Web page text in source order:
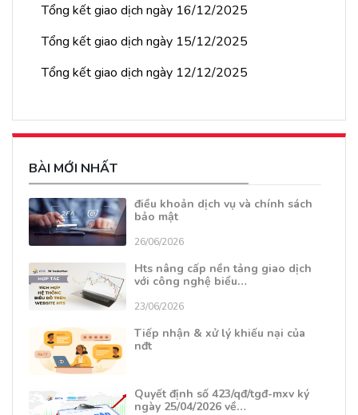
Tổng kết giao dịch ngày 16/12/2025
Tổng kết giao dịch ngày 15/12/2025
Tổng kết giao dịch ngày 12/12/2025
BÀI MỚI NHẤT
điều khoản dịch vụ và chính sách
bảo mật
26/06/2026
Hts nâng cấp nền tảng giao dịch
với công nghệ biểu…
23/06/2026
Tiếp nhận & xử lý khiếu nại của
nđt
Quyết định số 423/qđ/tgđ-mxv ký
ngày 25/04/2026 về…